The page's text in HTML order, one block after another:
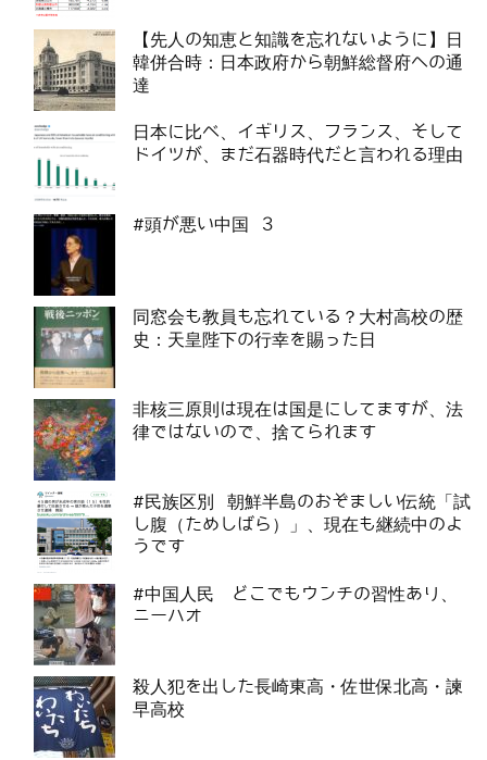
【先人の知恵と知識を忘れないように】日
韓併合時：日本政府から朝鮮総督府への通
達
日本に比べ、イギリス、フランス、そして
ドイツが、まだ石器時代だと言われる理由
#頭が悪い中国 3
同窓会も教員も忘れている？大村高校の歴
史：天皇陛下の行幸を賜った日
非核三原則は現在は国是にしてますが、法
律ではないので、捨てられます
#民族区別 朝鮮半島のおぞましい伝統「試
し腹（ためしばら）」、現在も継続中のよ
うです
#中国人民 どこでもウンチの習性あり、
ニーハオ
殺人犯を出した長崎東高・佐世保北高・諫
早高校